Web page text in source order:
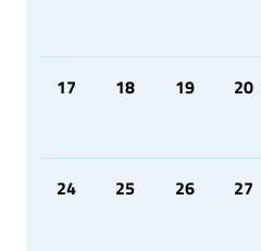
17 18 19 20
24 25 26 27